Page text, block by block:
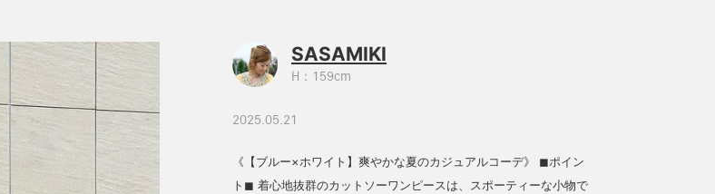
SASAMIKI
H：159cm
2025.05.21
《【ブルー×ホワイト】爽やかな夏のカジュアルコーデ》 ◼︎ポイン
ト◼︎ 着心地抜群のカットソーワンピースは、スポーティーな小物で